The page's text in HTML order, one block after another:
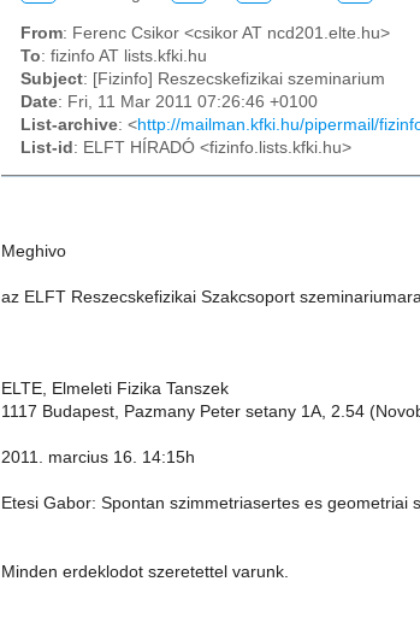
From: Ferenc Csikor <csikor AT ncd201.elte.hu>
To: fizinfo AT lists.kfki.hu
Subject: [Fizinfo] Reszecskefizikai szeminarium
Date: Fri, 11 Mar 2011 07:26:46 +0100
List-archive: <http://mailman.kfki.hu/pipermail/
List-id : ELFT HÍRADÓ <fizinfo.lists.kfki.hu>
Meghivo
az ELFT Reszecskefizikai Szakcsoport
ELTE, Elmeleti Fizika Tanszek
1117 Budapest, Pazmany Peter setany 1A, 2.54
2011. marcius 16. 14:15h
Etesi Gabor: Spontan szimmetriasertes es geometriai
Minden erdeklodot szeretettel varunk.